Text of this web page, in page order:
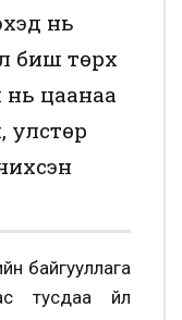
нь
биш төрх
нь цаанаа
улстөр
байгууллага
тусдаа үйл